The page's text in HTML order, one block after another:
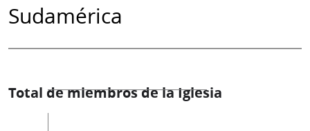
Sudamérica
Total de miembros de la Iglesia